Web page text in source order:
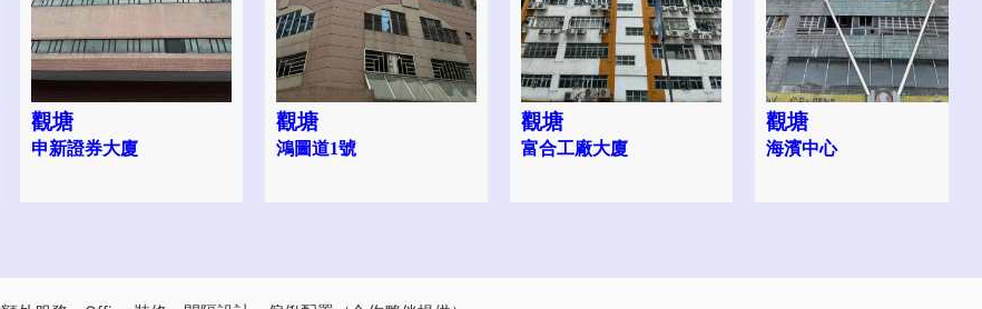
觀塘
申新證券大廈
觀塘
鴻圖道1號
觀塘
富合工廠大廈
觀塘
海濱中心